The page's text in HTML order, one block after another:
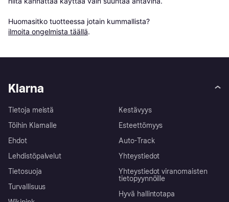
Huomasitko tuotteessa jotain kummallista?
ilmoita ongelmista täällä.
Klarna
Tietoja meistä
Töihin Klarnalle
Ehdot
Lehdistöpalvelut
Tietosuoja
Turvallisuus
Kestävyys
Esteettömyys
Auto-Track
Yhteystiedot
Yhteystiedot viranomaisten
tietopyynnöille
Hyvä hallintotapa